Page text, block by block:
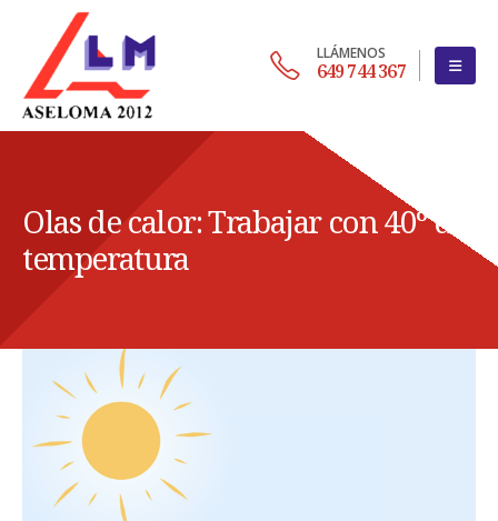
649 744 367
LLÁMENOS
Olas de calor: Trabajar con 40º de
temperatura